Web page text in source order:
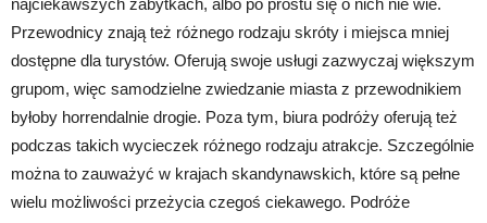
najciekawszych zabytkach, albo po prostu się o nich nie wie.
Przewodnicy znają też różnego rodzaju skróty i miejsca mniej
dostępne dla turystów. Oferują swoje usługi zazwyczaj większym
grupom, więc samodzielne zwiedzanie miasta z przewodnikiem
byłoby horrendalnie drogie. Poza tym, biura podróży oferują też
podczas takich wycieczek różnego rodzaju atrakcje. Szczególnie
można to zauważyć w krajach skandynawskich, które są pełne
wielu możliwości przeżycia czegoś ciekawego. Podróże